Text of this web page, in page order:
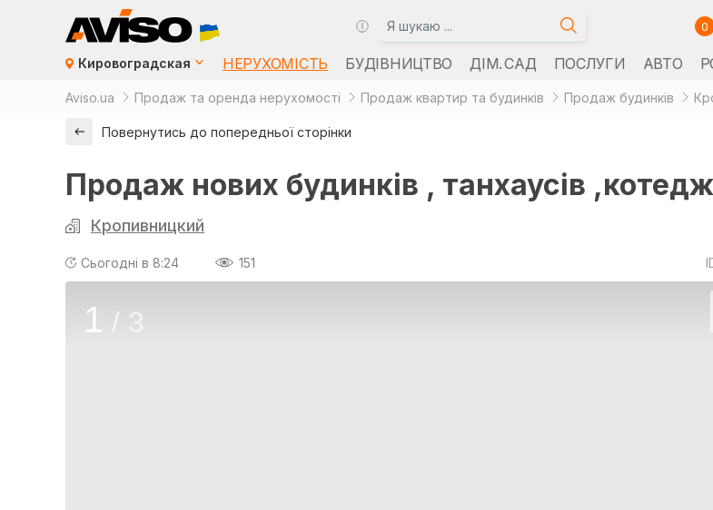
0
Кировоградская НЕРУХОМІСТЬ БУДІВНИЦТВО ДІМ. САД ПОСЛУГИ АВТО
Aviso.ua Продаж та оренда нерухомості Продаж квартир та будинків Продаж будинків
Повернутись до попередньої сторінки
Продаж нових будинків , танхаусів
Кропивницкий
Сьогодні в 8:24 151
1 / 3